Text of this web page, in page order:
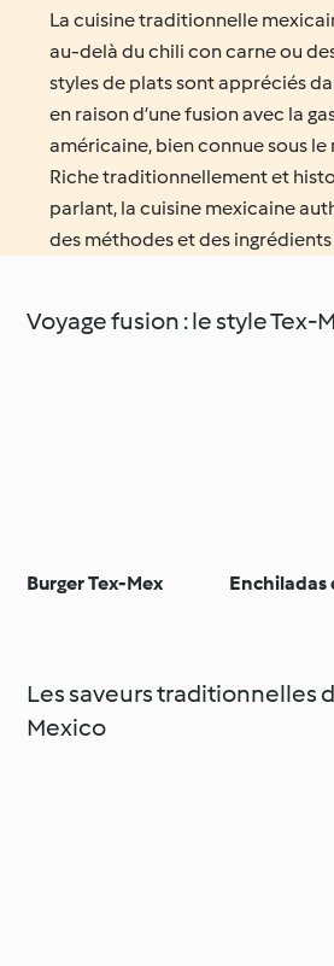
La cuisine traditionnelle
au-delà du chili con carne ou
styles de plats sont appréciés
en raison d’une fusion avec la
américaine, bien connue sous le
Riche traditionnellement et
parlant, la cuisine mexicaine
des méthodes et des
Voyage fusion : le style Tex-
Burger Tex-Mex Enchiladas
Les saveurs traditionnelles
Mexico